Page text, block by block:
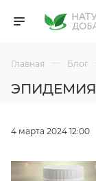
Главная — Блог
4 марта 2024 12:00